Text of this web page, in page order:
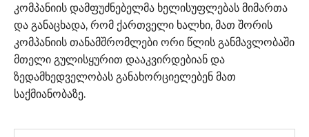
კომპანიის დამფუძნებელმა ხელისუფლებას მიმართა
და განაცხადა, რომ ქართველი ხალხი, მათ შორის
კომპანიის თანამშრომლები ორი წლის განმავლობაში
მთელი გულისყურით დააკვირდებიან და
ზედამხედველობას განახორციელებენ მათ
საქმიანობაზე.